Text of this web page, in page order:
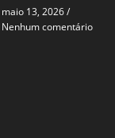
maio 13, 2026
Nenhum comentário